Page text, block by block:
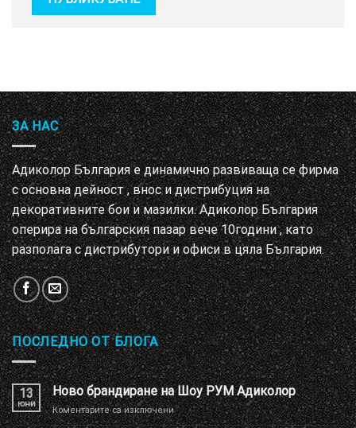
ЗА НАС
Адиколор България е динамично развиваща се фирма
с основна дейност , внос и дистрибуция на
декоративните бои и мазилки. Адиколор България
оперира на българския пазар вече 10години , като
разполага с дистрибутори и офиси в цяла България.
ПОСЛЕДНО ОТ БЛОГА
13
юни
Ново брандиране на Шоу РУМ Адиколор
Коментарите са изключениза
Ново